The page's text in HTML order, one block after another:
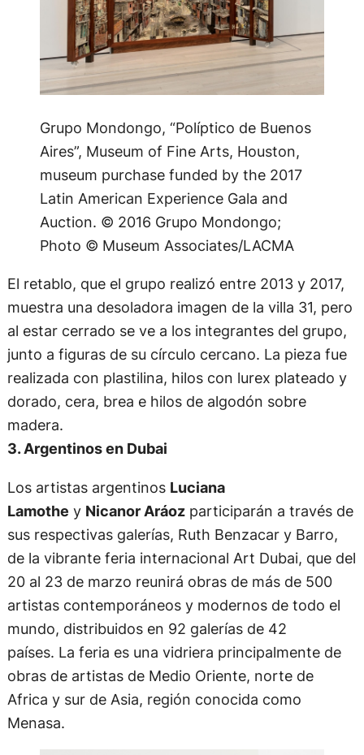
Grupo Mondongo, “Políptico de Buenos
Aires”, Museum of Fine Arts, Houston,
museum purchase funded by the 2017
Latin American Experience Gala and
Auction. © 2016 Grupo Mondongo;
Photo © Museum Associates/LACMA
El retablo, que el grupo realizó entre 2013 y 2017,
muestra una desoladora imagen de la villa 31, pero
al estar cerrado se ve a los integrantes del grupo,
junto a figuras de su círculo cercano. La pieza fue
realizada con plastilina, hilos con lurex plateado y
dorado, cera, brea e hilos de algodón sobre
madera.
3. Argentinos en Dubai
Los artistas argentinos Luciana
Lamothe y Nicanor Aráozparticiparán a través de
sus respectivas galerías, Ruth Benzacar y Barro,
de la vibrante feria internacional Art Dubai, que del
20 al 23 de marzo reunirá obras de más de 500
artistas contemporáneos y modernos de todo el
mundo, distribuidos en 92 galerías de 42
países. La feria es una vidriera principalmente de
obras de artistas de Medio Oriente, norte de
Africa y sur de Asia, región conocida como
Menasa.